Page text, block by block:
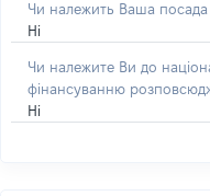
Чи належить Ваша посада
Ні
Чи належите Ви до
фінансуванню
Ні